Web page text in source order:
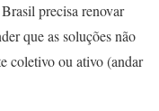
precisa renovar
que as soluções não
coletivo ou ativo (andar